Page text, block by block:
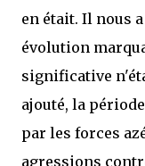
en était. Il nous
évolution
significative
ajouté, la
par les forces
agressions